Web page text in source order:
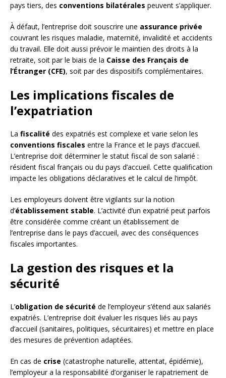
pays tiers, des conventions bilatérales peuvent s’appliquer.
À défaut, l’entreprise doit souscrire une assurance privée
couvrant les risques maladie, maternité, invalidité et accidents
du travail. Elle doit aussi prévoir le maintien des droits à la
retraite, soit par le biais de la Caisse des Français de
l’Étranger (CFE), soit par des dispositifs complémentaires.
Les implications fiscales de
l’expatriation
La fiscalité des expatriés est complexe et varie selon les
conventions fiscales entre la France et le pays d’accueil.
L’entreprise doit déterminer le statut fiscal de son salarié :
résident fiscal français ou du pays d’accueil. Cette qualification
impacte les obligations déclaratives et le calcul de l’impôt.
Les employeurs doivent être vigilants sur la notion
d’établissement stable. L’activité d’un expatrié peut parfois
être considérée comme créant un établissement de
l’entreprise dans le pays d’accueil, avec des conséquences
fiscales importantes.
La gestion des risques et la
sécurité
L’obligation de sécurité de l’employeur s’étend aux salariés
expatriés. L’entreprise doit évaluer les risques liés au pays
d’accueil (sanitaires, politiques, sécuritaires) et mettre en place
des mesures de prévention adaptées.
En cas de crise (catastrophe naturelle, attentat, épidémie),
l’employeur a la responsabilité d’organiser le rapatriement de